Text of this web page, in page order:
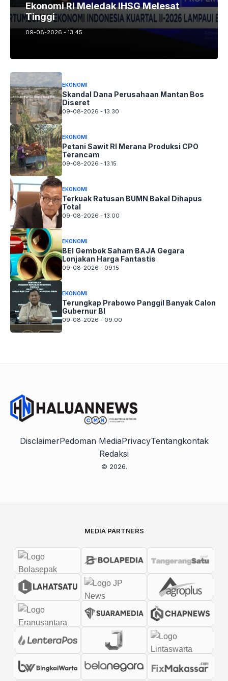
Ekonomi RI Meledak IHSG Melesat
Tinggi
09-08-2026 - 13.45
EKONOMI
Skandal Dana Perusahaan Mantan Bos
Diseret
09-08-2026 - 13.30
EKONOMI
Petani Sawit RI Merana Produksi CPO
Terancam
09-08-2026 - 13.15
EKONOMI
Terkuak Ratusan BUMN Bakal Dihapus
Total
09-08-2026 - 13.00
EKONOMI
BEI Gembok Saham BAJA Gegara
Lonjakan Harga Fantastis
09-08-2026 - 09.15
EKONOMI
Terungkap Prabowo Panggil Banyak Calon
Gubernur BI
09-08-2026 - 09.00
DisclaimerPedoman MediaPrivacyTentangkontak
Redaksi
© 2026.
MEDIA PARTNERS